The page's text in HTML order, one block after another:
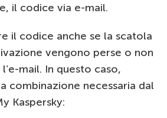
il codice via e-mail.
il codice anche se la scatola
vengono perse o non
mail. In questo caso,
combinazione necessaria dal
Kaspersky: